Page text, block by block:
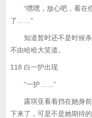
“嘿嘿，放心吧，看在
了……”
知道暂时还不是时候杀
不由哈哈大笑道。
118 白一护出现
“一护……”
露琪亚看着挡在她身前
下来了，可是不是她期待